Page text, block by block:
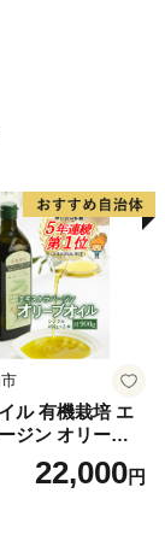
ル 有機栽培 エ
ジン オリーブ
グル 2本 セット
調味料 油 オリ
22,000円